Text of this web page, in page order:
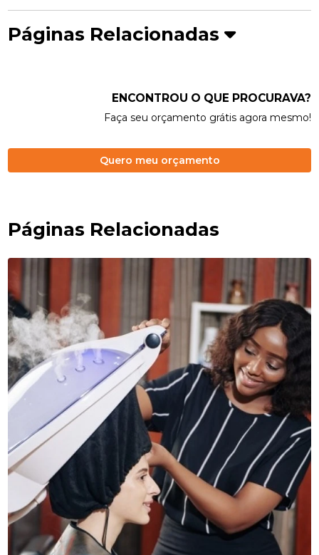
Páginas Relacionadas
ENCONTROU O QUE PROCURAVA?
Faça seu orçamento grátis agora mesmo!
Quero meu orçamento
Páginas Relacionadas